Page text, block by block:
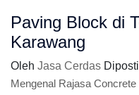
Paving Block di
Karawang
Oleh Jasa Cerdas
Mengenal Rajasa